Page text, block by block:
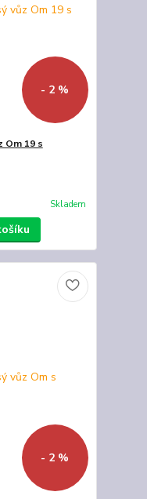
- 2 %
Om 19 s
Skladem
- 2 %